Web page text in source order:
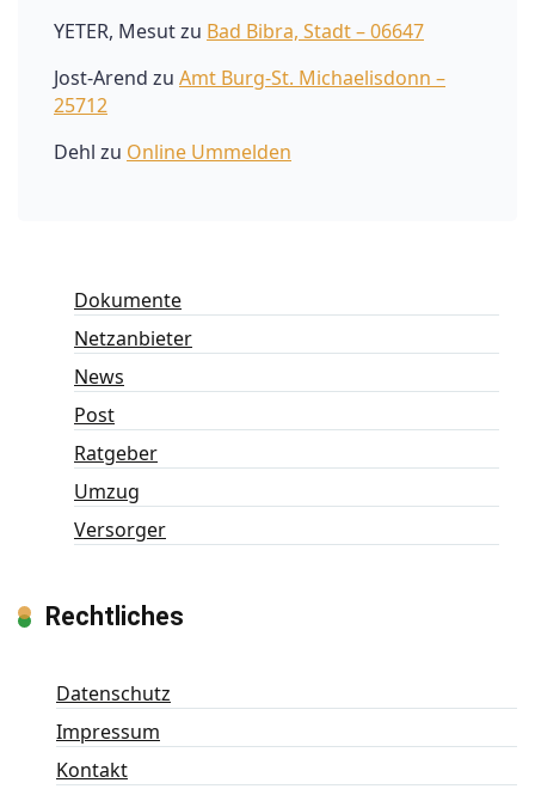
YETER, Mesutzu Bad Bibra, Stadt – 06647
Jost-Arend zu Amt Burg-St. Michaelisdonn –
25712
Dehl zu Online Ummelden
Dokumente
Netzanbieter
News
Post
Ratgeber
Umzug
Versorger
Rechtliches
Datenschutz
Impressum
Kontakt